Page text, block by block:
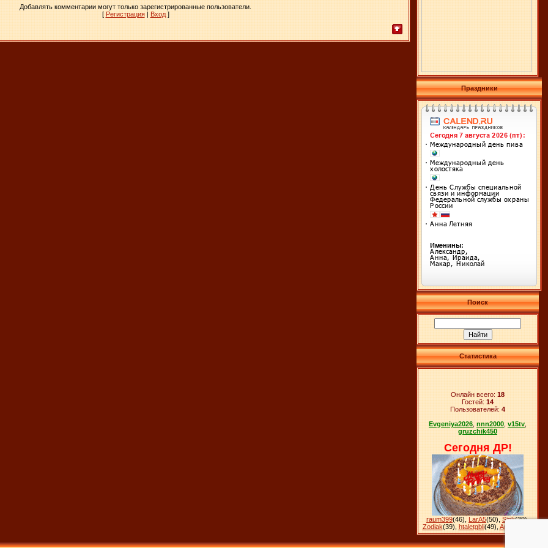
Добавлять комментарии могут только зарегистрированные пользователи.
[ Регистрация| Вход]
Праздники
Поиск
Статистика
Онлайн всего: 18
Гостей: 14
Пользователей: 4
Evgeniya2026 nnn2000 v15tv
gruzchik450
Сегодня ДР!
raum399(46) LarA5(50) Sink(39),
Zodiak(39) htaletgbli(49) Ankara